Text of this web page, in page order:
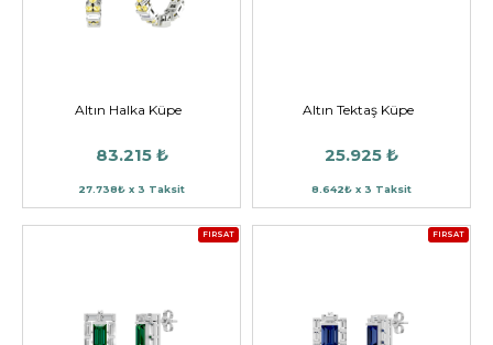
Altın Halka Küpe
83.215 ₺
27.738₺ x 3 Taksit
Altın Tektaş Küpe
25.925 ₺
8.642₺ x 3 Taksit
FIRSAT FIRSAT